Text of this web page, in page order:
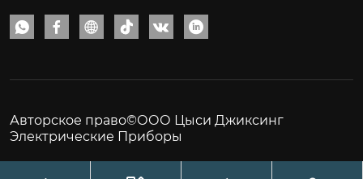
     
Авторское право©ООО Цыси Джиксинг
Электрические Приборы